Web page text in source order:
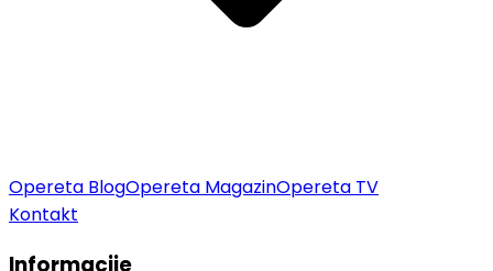
Opereta BlogOpereta MagazinOpereta TV
Kontakt
Informacije